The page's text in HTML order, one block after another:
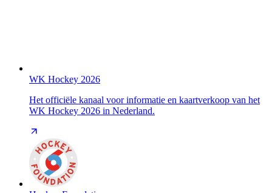
WK Hockey 2026
Het officiële kanaal voor informatie en kaartverkoop van het
WK Hockey 2026 in Nederland.